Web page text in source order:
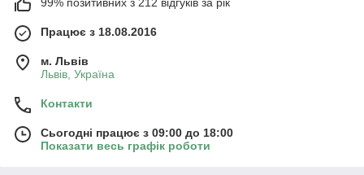
Працює з 18.08.2016
м. Львів
Львів, Україна
Контакти
Сьогодні працює з 09:00 до 18:00
Показати весь графік роботи